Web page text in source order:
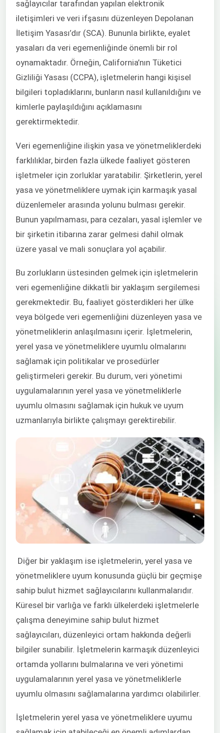
sağlayıcılar tarafından yapılan elektronik
iletişimleri ve veri ifşasını düzenleyen Depolanan
İletişim Yasası’dır (SCA). Bununla birlikte, eyalet
yasaları da veri egemenliğinde önemli bir rol
oynamaktadır. Örneğin, California’nın Tüketici
Gizliliği Yasası (CCPA), işletmelerin hangi kişisel
bilgileri topladıklarını, bunların nasıl kullanıldığını ve
kimlerle paylaşıldığını açıklamasını
gerektirmektedir.
Veri egemenliğine ilişkin yasa ve yönetmeliklerdeki
farklılıklar, birden fazla ülkede faaliyet gösteren
işletmeler için zorluklar yaratabilir. Şirketlerin, yerel
yasa ve yönetmeliklere uymak için karmaşık yasal
düzenlemeler arasında yolunu bulması gerekir.
Bunun yapılmaması, para cezaları, yasal işlemler ve
bir şirketin itibarına zarar gelmesi dahil olmak
üzere yasal ve mali sonuçlara yol açabilir.
Bu zorlukların üstesinden gelmek için işletmelerin
veri egemenliğine dikkatli bir yaklaşım sergilemesi
gerekmektedir. Bu, faaliyet gösterdikleri her ülke
veya bölgede veri egemenliğini düzenleyen yasa ve
yönetmeliklerin anlaşılmasını içerir. İşletmelerin,
yerel yasa ve yönetmeliklere uyumlu olmalarını
sağlamak için politikalar ve prosedürler
geliştirmeleri gerekir. Bu durum, veri yönetimi
uygulamalarının yerel yasa ve yönetmeliklerle
uyumlu olmasını sağlamak için hukuk ve uyum
uzmanlarıyla birlikte çalışmayı gerektirebilir.
Diğer bir yaklaşım ise işletmelerin, yerel yasa ve
yönetmeliklere uyum konusunda güçlü bir geçmişe
sahip bulut hizmet sağlayıcılarını kullanmalarıdır.
Küresel bir varlığa ve farklı ülkelerdeki işletmelerle
çalışma deneyimine sahip bulut hizmet
sağlayıcıları, düzenleyici ortam hakkında değerli
bilgiler sunabilir. İşletmelerin karmaşık düzenleyici
ortamda yollarını bulmalarına ve veri yönetimi
uygulamalarının yerel yasa ve yönetmeliklerle
uyumlu olmasını sağlamalarına yardımcı olabilirler.
İşletmelerin yerel yasa ve yönetmeliklere uyumu